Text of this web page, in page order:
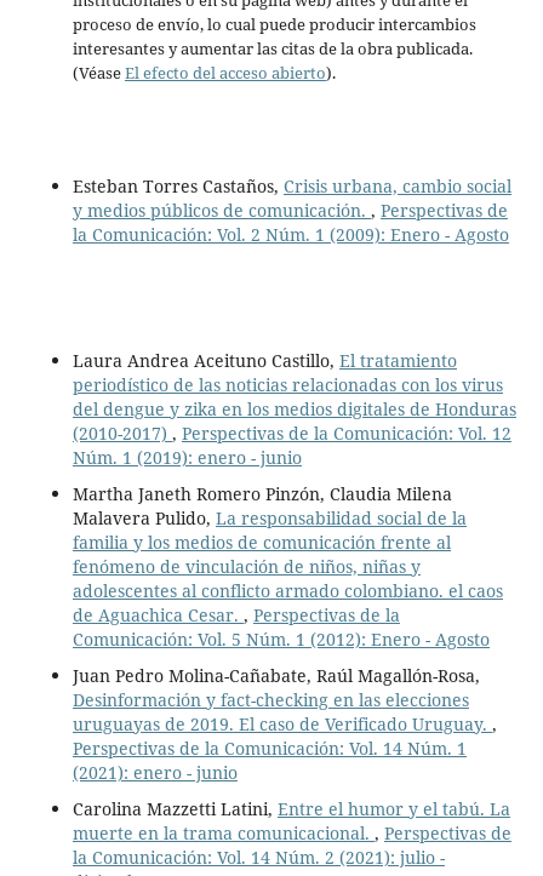
proceso de envío, lo cual puede producir intercambios
interesantes y aumentar las citas de la obra publicada.
(VéaseEl efecto del acceso abierto).
Esteban Torres Castaños, Crisis urbana, cambio social
y medios públicos de comunicación. , Perspectivas de
la Comunicación: Vol. 2 Núm. 1 (2009): Enero - Agosto
Laura Andrea Aceituno Castillo, El tratamiento
periodístico de las noticias relacionadas con los virus
del dengue y zika en los medios digitales de Honduras
(2010-2017) , Perspectivas de la Comunicación: Vol. 12
Núm. 1 (2019): enero - junio
Martha Janeth Romero Pinzón, Claudia Milena
Malavera Pulido, La responsabilidad social de la
familia y los medios de comunicación frente al
fenómeno de vinculación de niños, niñas y
adolescentes al conflicto armado colombiano. el caos
de Aguachica Cesar. , Perspectivas de la
Comunicación: Vol. 5 Núm. 1 (2012): Enero - Agosto
Juan Pedro Molina-Cañabate, Raúl Magallón-Rosa,
Desinformación y fact-checking en las elecciones
uruguayas de 2019. El caso de Verificado Uruguay. ,
Perspectivas de la Comunicación: Vol. 14 Núm. 1
(2021): enero - junio
Carolina Mazzetti Latini, Entre el humor y el tabú. La
muerte en la trama comunicacional. , Perspectivas de
la Comunicación: Vol. 14 Núm. 2 (2021): julio -